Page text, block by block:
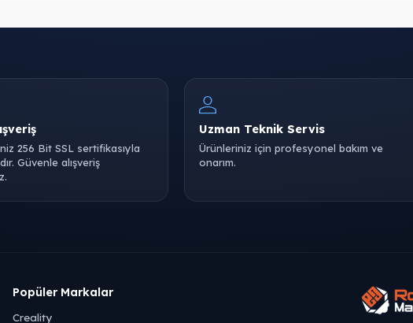
256 Bit SSL sertifikasıyla
Güvenle alışveriş
Uzman Teknik Servis
Ürünleriniz için profesyonel bakım ve
onarım.
Popüler Markalar
Creality